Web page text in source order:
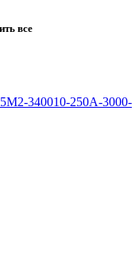
все
340010-250А-3000-